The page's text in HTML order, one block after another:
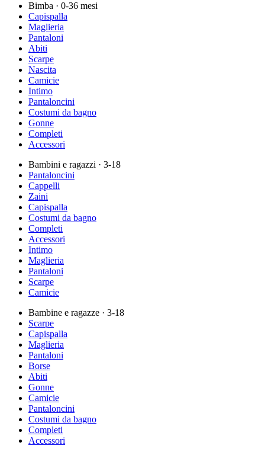
Bimba · 0-36 mesi
Capispalla
Maglieria
Pantaloni
Abiti
Scarpe
Nascita
Camicie
Intimo
Pantaloncini
Costumi da bagno
Gonne
Completi
Accessori
Bambini e ragazzi · 3-18
Pantaloncini
Cappelli
Zaini
Capispalla
Costumi da bagno
Completi
Accessori
Intimo
Maglieria
Pantaloni
Scarpe
Camicie
Bambine e ragazze · 3-18
Scarpe
Capispalla
Maglieria
Pantaloni
Borse
Abiti
Gonne
Camicie
Pantaloncini
Costumi da bagno
Completi
Accessori